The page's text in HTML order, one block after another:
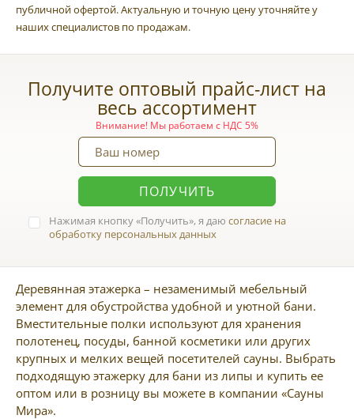
публичной офертой. Актуальную и точную цену уточняйте у
наших специалистов по продажам.
Получите оптовый прайс-лист на
весь ассортимент
Внимание! Мы работаем с НДС 5%
ПОЛУЧИТЬ
Нажимая кнопку Получить , я даюсогласие на
обработку персональных данных
Деревянная этажерка – незаменимый мебельный
элемент для обустройства удобной и уютной бани.
Вместительные полки используют для хранения
полотенец, посуды, банной косметики или других
крупных и мелких вещей посетителей сауны. Выбрать
подходящую этажерку для бани из липы и купить ее
оптом или в розницу вы можете в компании «Сауны
Мира».